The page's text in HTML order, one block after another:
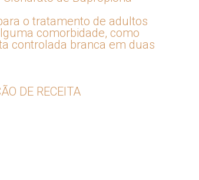
o tratamento de adultos
comorbidade, como
controlada branca em duas
DE RECEITA